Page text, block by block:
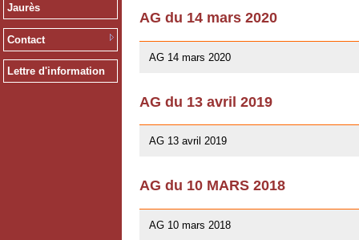
Jaurès
Contact
Lettre d'information
AG du 14 mars 2020
AG 14 mars 2020
AG du 13 avril 2019
AG 13 avril 2019
AG du 10 MARS 2018
AG 10 mars 2018